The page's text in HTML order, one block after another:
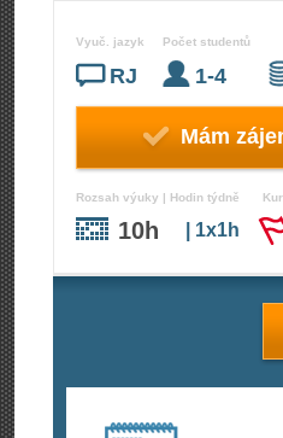
Vyuč. jazyk
RJ
Počet studentů
1-4
Mám
Rozsah výuky | Hodin týdně
10h | 1x1h